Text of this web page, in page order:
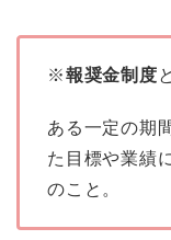
※報奨金制度
ある一定の期
た目標や業績
のこと。